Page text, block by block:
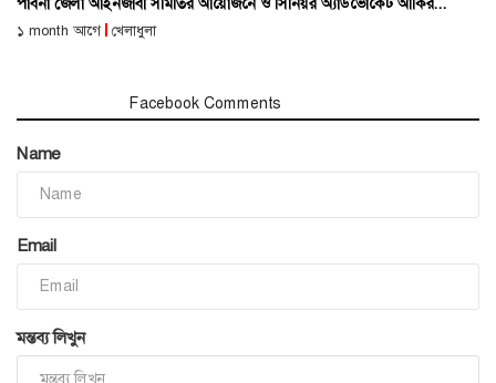
১ month আগে খেলাধুলা
Facebook Comments
Name
Email
মন্তব্য লিখুন